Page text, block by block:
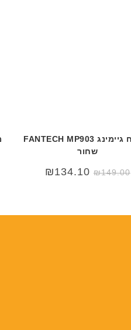
משטח גיימינג FANTECH MP903
שחור
₪149.00
₪134.10